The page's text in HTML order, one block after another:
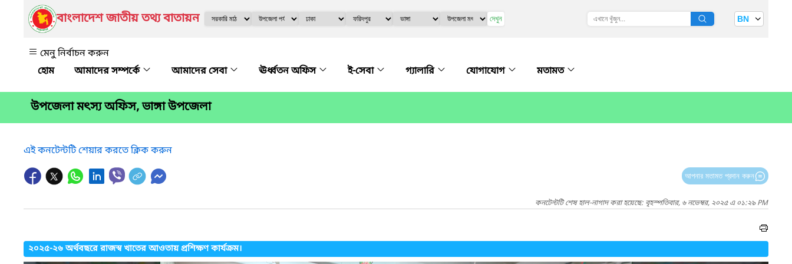
বাংলাদেশ জাতীয় তথ্য বাতায়ন দেখুন BN
মেনু নির্বাচন করুন
আমাদের সম্পর্কে
আমাদের সেবা ঊর্ধ্বতন অফিস ই-সেবা গ্যালারি যোগাযোগ মতামত
উপজেলা মৎস্য অফিস, ভাঙ্গা উপজেলা
এই কনটেন্টটি শেয়ার করতে ক্লিক করুন
আপনার মতামত প্রদান করুন
কনটেন্টটি শেষ হাল-নাগাদ করা হয়েছে: বৃহস্পতিবার, ৬ নভেম্বর, ২০২৫ এ ০১:২৯ PM
২০২৫-২৬ অর্থবছরে রাজস্ব খাতের আওতায় প্রশিক্ষণ কার্যক্রম।